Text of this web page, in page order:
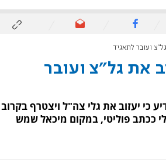
ועובר לתאגיד
את גל"צ ועובר
כי יעזוב את גלי צה"ל ויצטרף בקרוב
ככתב פוליטי, במקום מיכאל שמש